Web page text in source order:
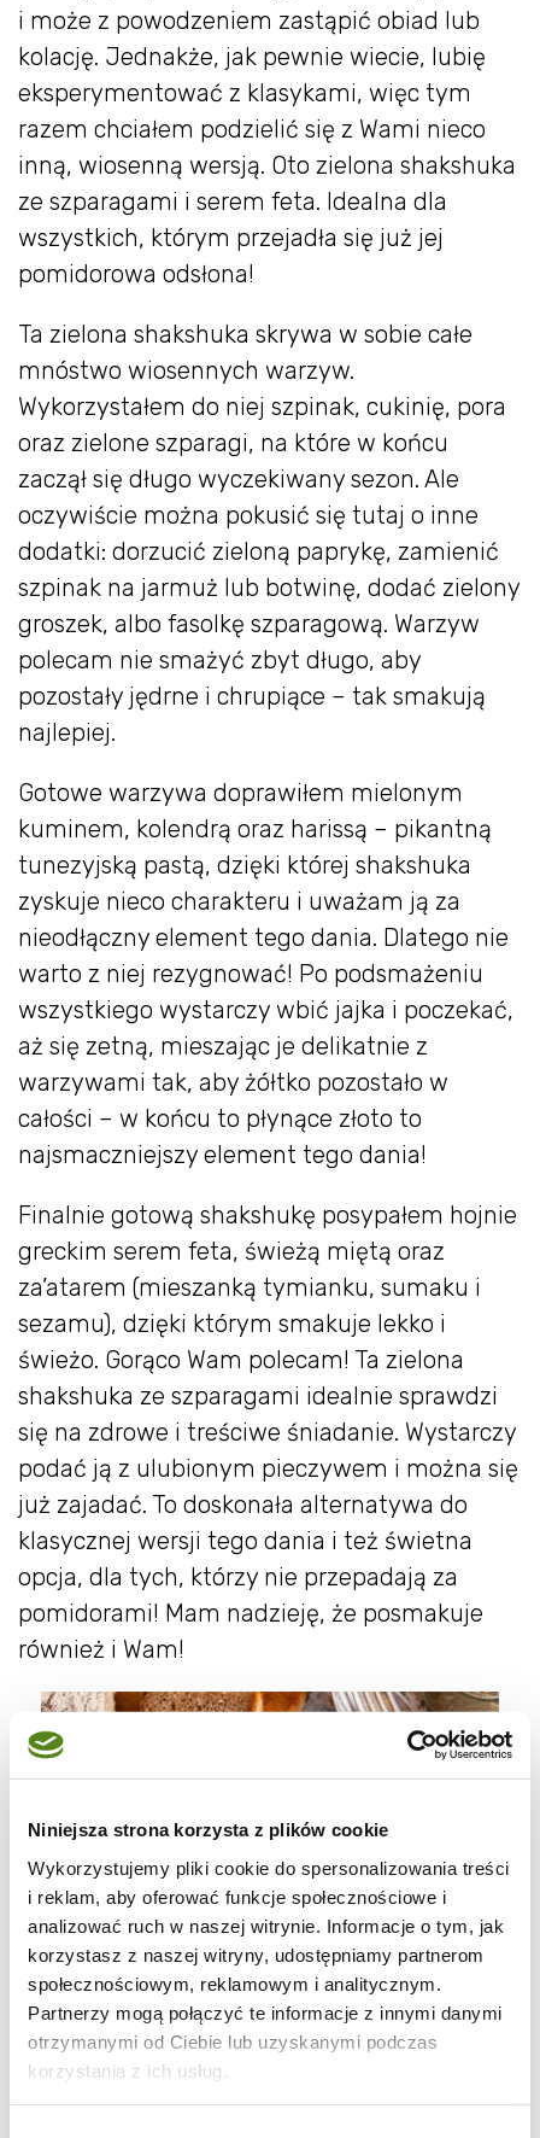
Niniejsza strona korzysta z plików cookie
Wykorzystujemy pliki cookie do spersonalizowania treści
i reklam, aby oferować funkcje społecznościowe i
analizować ruch w naszej witrynie. Informacje o tym, jak
korzystasz z naszej witryny, udostępniamy partnerom
społecznościowym, reklamowym i analitycznym.
Partnerzy mogą połączyć te informacje z innymi danymi
otrzymanymi od Ciebie lub uzyskanymi podczas
korzystania z ich usług.
i może z powodzeniem zastąpić obiad lub
kolację. Jednakże, jak pewnie wiecie, lubię
eksperymentować z klasykami, więc tym
razem chciałem podzielić się z Wami nieco
inną, wiosenną wersją. Oto zielona shakshuka
ze szparagami i serem feta. Idealna dla
wszystkich, którym przejadła się już jej
pomidorowa odsłona!
Ta zielona shakshuka skrywa w sobie całe
mnóstwo wiosennych warzyw.
Wykorzystałem do niej szpinak, cukinię, pora
oraz zielone szparagi, na które w końcu
zaczął się długo wyczekiwany sezon. Ale
oczywiście można pokusić się tutaj o inne
dodatki: dorzucić zieloną paprykę, zamienić
szpinak na jarmuż lub botwinę, dodać zielony
groszek, albo fasolkę szparagową. Warzyw
polecam nie smażyć zbyt długo, aby
pozostały jędrne i chrupiące – tak smakują
najlepiej.
Gotowe warzywa doprawiłem mielonym
kuminem, kolendrą oraz harissą – pikantną
tunezyjską pastą, dzięki której shakshuka
zyskuje nieco charakteru i uważam ją za
nieodłączny element tego dania. Dlatego nie
warto z niej rezygnować! Po podsmażeniu
wszystkiego wystarczy wbić jajka i poczekać,
aż się zetną, mieszając je delikatnie z
warzywami tak, aby żółtko pozostało w
całości – w końcu to płynące złoto to
najsmaczniejszy element tego dania!
Finalnie gotową shakshukę posypałem hojnie
greckim serem feta, świeżą miętą oraz
za’atarem (mieszanką tymianku, sumaku i
sezamu), dzięki którym smakuje lekko i
świeżo. Gorąco Wam polecam! Ta zielona
shakshuka ze szparagami idealnie sprawdzi
się na zdrowe i treściwe śniadanie. Wystarczy
podać ją z ulubionym pieczywem i można się
już zajadać. To doskonała alternatywa do
klasycznej wersji tego dania i też świetna
opcja, dla tych, którzy nie przepadają za
pomidorami! Mam nadzieję, że posmakuje
również i Wam!